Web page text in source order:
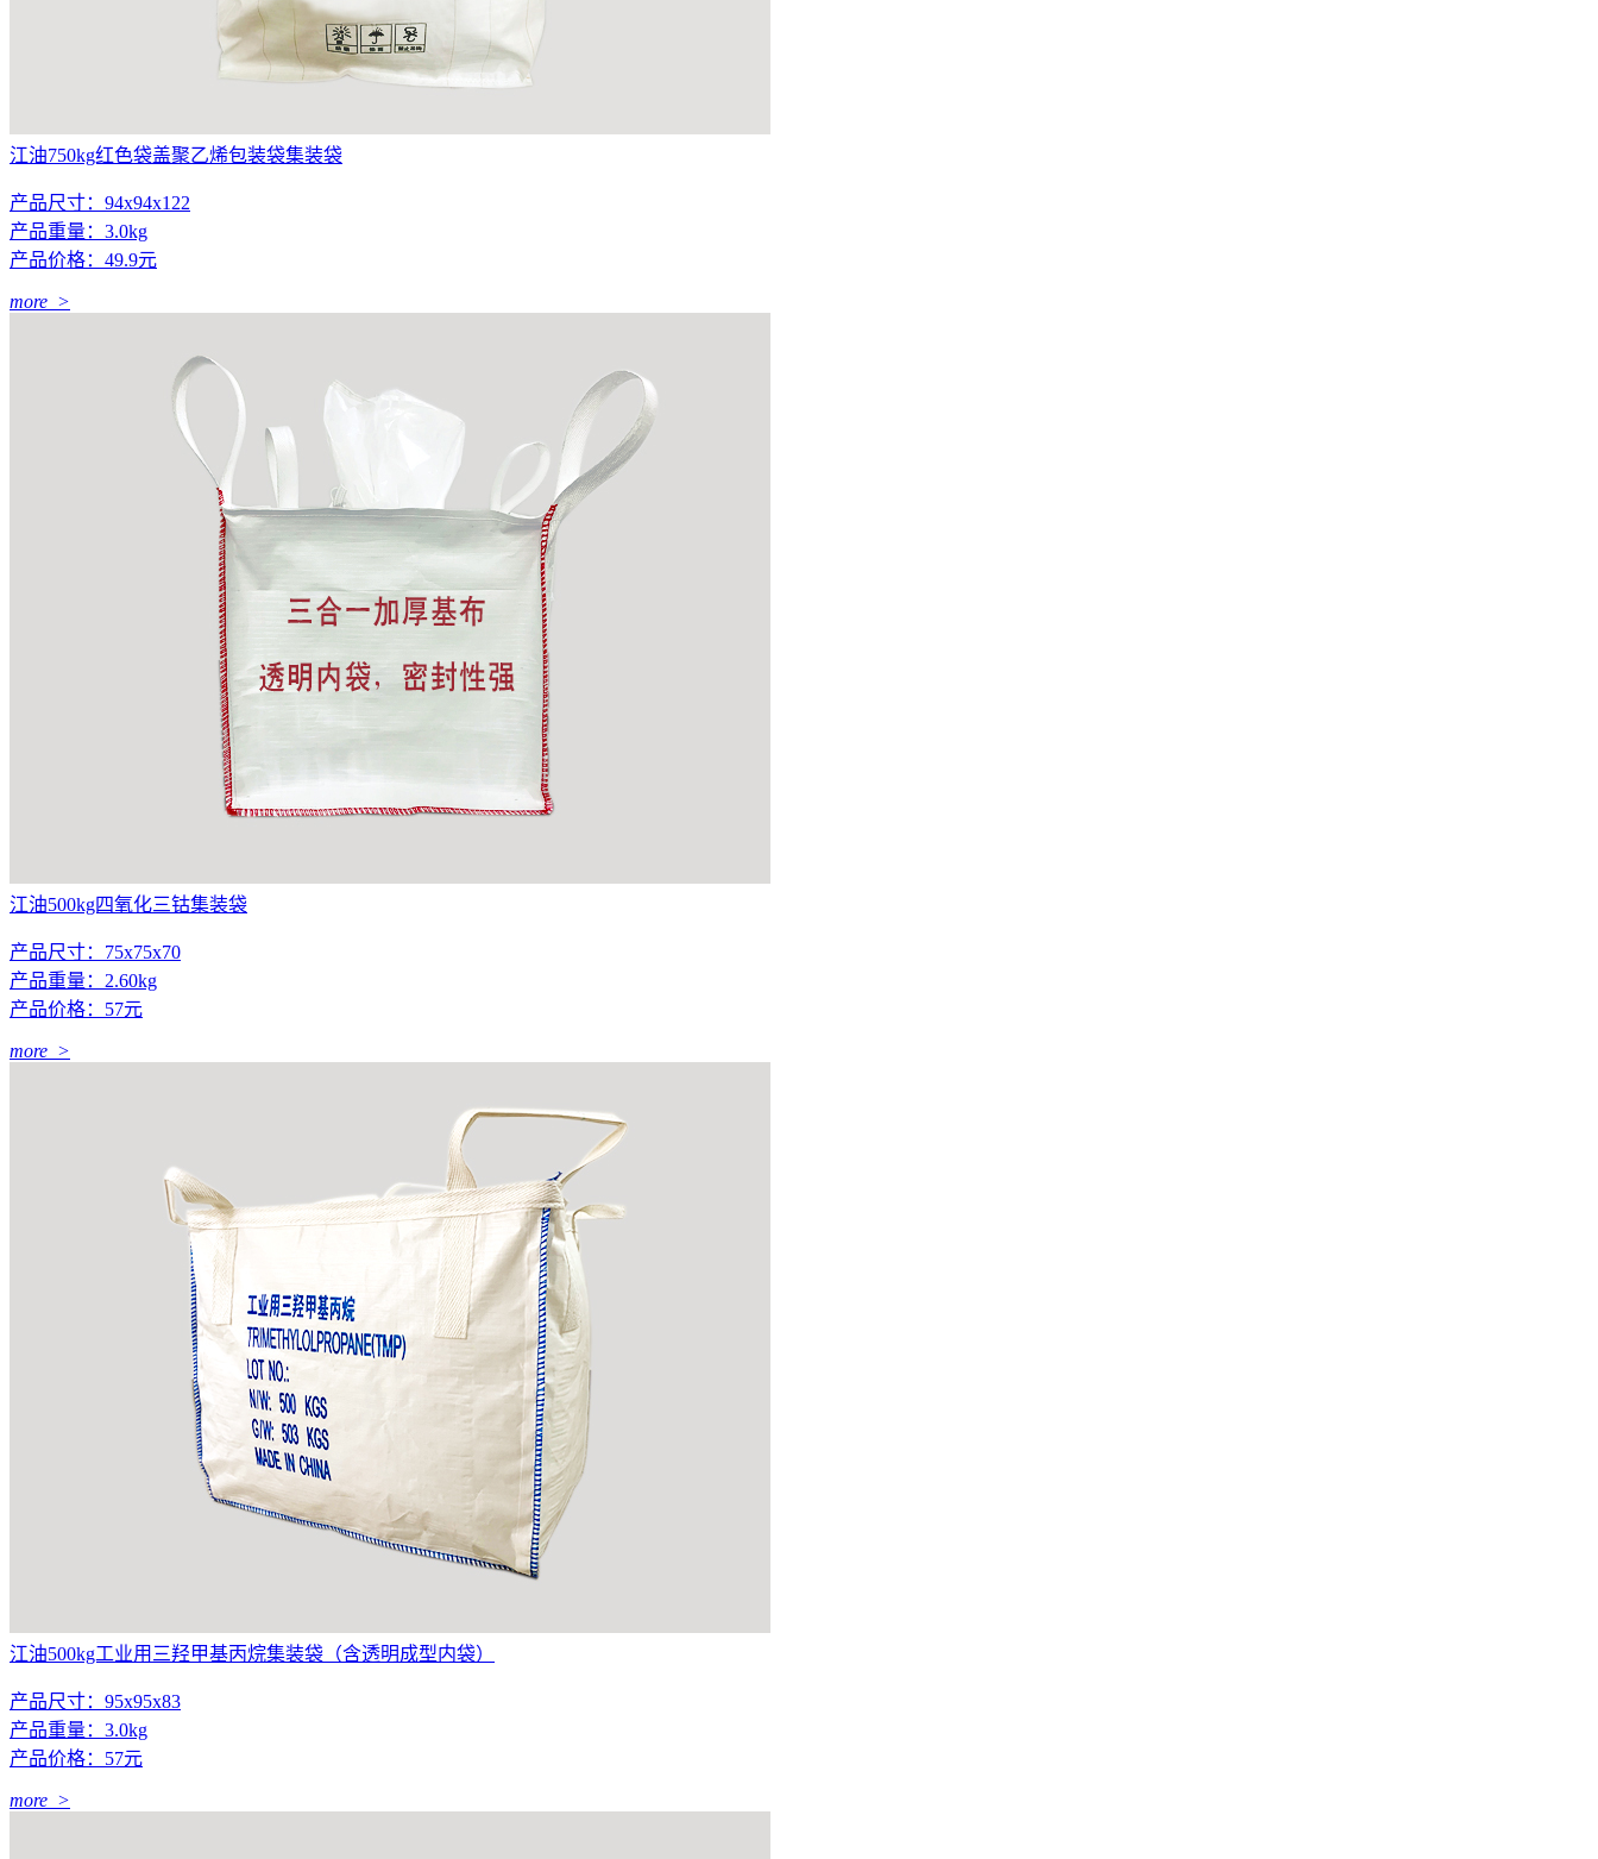
江油750kg红色袋盖聚乙烯包装袋集装袋
产品尺寸：94x94x122
产品重量：3.0kg
产品价格：49.9元
more >
江油500kg四氧化三钴集装袋
产品尺寸：75x75x70
产品重量：2.60kg
产品价格：57元
more >
江油500kg工业用三羟甲基丙烷集装袋（含透明成型内袋）
产品尺寸：95x95x83
产品重量：3.0kg
产品价格：57元
more >